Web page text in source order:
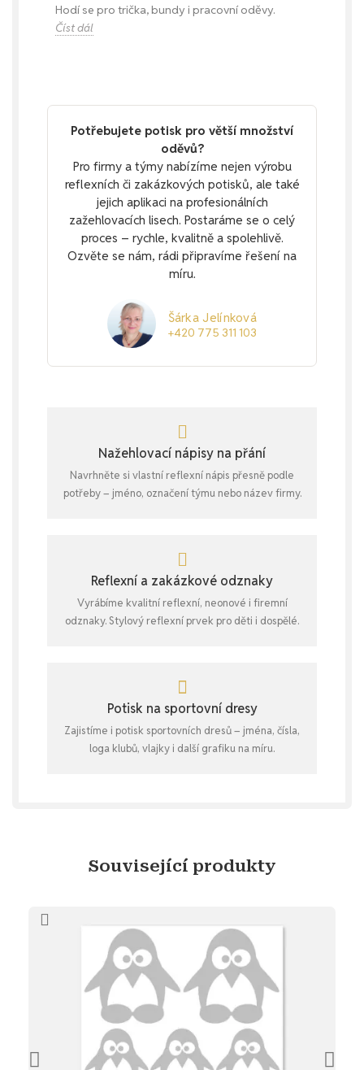
Hodí se pro trička, bundy i pracovní oděvy.
Číst dál
Potřebujete potisk pro větší množství
oděvů?
Pro firmy a týmy nabízíme nejen výrobu
reflexních či zakázkových potisků, ale také
jejich aplikaci na profesionálních
zažehlovacích lisech. Postaráme se o celý
proces – rychle, kvalitně a spolehlivě.
Ozvěte se nám, rádi připravíme řešení na
míru.
Šárka Jelínková
+420 775 311 103
Nažehlovací nápisy na přání
Navrhněte si vlastní reflexní nápis přesně podle
potřeby – jméno, označení týmu nebo název firmy.
Reflexní a zakázkové odznaky
Vyrábíme kvalitní reflexní, neonové i firemní
odznaky. Stylový reflexní prvek pro děti i dospělé.
Potisk na sportovní dresy
Zajistíme i potisk sportovních dresů – jména, čísla,
loga klubů, vlajky i další grafiku na míru.
Související produkty